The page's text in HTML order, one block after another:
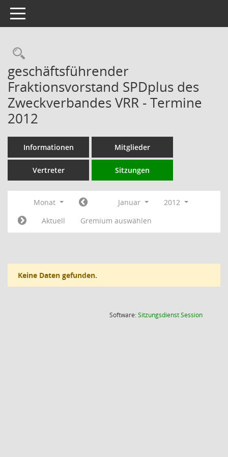
Toggle navigation
Rechercheauswahl
geschäftsführender
Fraktionsvorstand SPDplus des
Zweckverbandes VRR - Termine
2012
Informationen Mitglieder
Vertreter Sitzungen
Monat Januar
2012
Aktuell
Gremium auswählen
Keine Daten gefunden.
Software:SitzungsdienstSession(Wird in